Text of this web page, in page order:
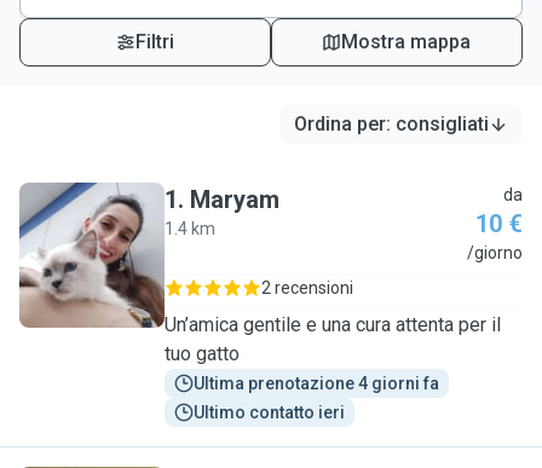
Filtri Mostra mappa
Ordina per: consigliati
M
1. Maryam
1.4 km
da
10 €
/giorno
2 recensioni
Un’amica gentile e una cura attenta per il
tuo gatto
Ultima prenotazione 4 giorni fa
Ultimo contatto ieri